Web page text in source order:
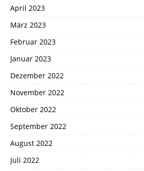
April 2023
März 2023
Februar 2023
Januar 2023
Dezember 2022
November 2022
Oktober 2022
September 2022
August 2022
Juli 2022